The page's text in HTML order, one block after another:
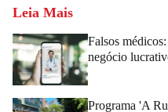
Leia Mais
Falsos
negócio
Programa 'A